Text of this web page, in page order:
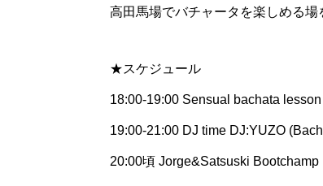
高田馬場でバチャータを楽しめる場
★スケジュール
18:00-19:00 Sensual bachata
19:00-21:00 DJ time DJ:YUZO
20:00頃 Jorge&Satsuski